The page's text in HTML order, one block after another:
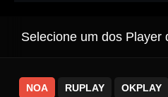
Selecione um dos Player
NOA RUPLAY OKPLAY